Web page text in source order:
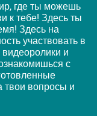
где ты можешь
к тебе! Здесь ты
Здесь на
участвовать в
и
с
твои вопросы и